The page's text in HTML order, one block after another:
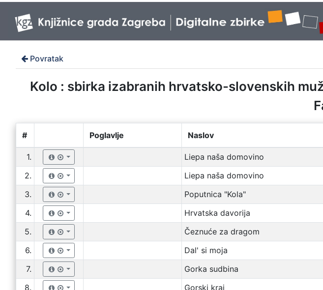
Povratak
Kolo : sbirka izabranih hrvatsko-slovenskih
# Poglavlje Naslov
1. Liepa naša domovino
2.
Liepa naša domovino
3.
Poputnica "Kola"
4.
Hrvatska davorija
5.
Čeznuće za dragom
6.
Dal' si moja
7.
Gorka sudbina
8.
Gorski kraj